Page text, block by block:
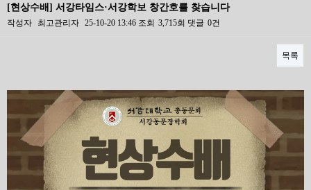
[현상수배] 서강타임스·서강학보 창간호를 찾습니다
작성자 최고관리자 25-10-20 13:46 조회 3,715회 댓글 0건
목록
본문